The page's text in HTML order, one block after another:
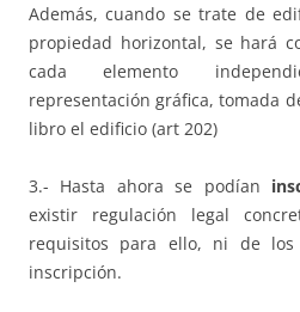
Además, cuando se trate de
propiedad horizontal, se hará
cada elemento
representación gráfica, tomada
libro el edificio (art 202)
3.- Hasta ahora se podían
existir regulación legal
requisitos para ello, ni de
inscripción.